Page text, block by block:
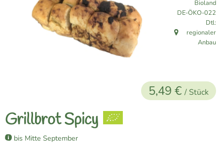
Naturkost
Vegane Küche
Über uns
Grillbrot Spicy
bis Mitte September
5,49 € / Stück
Bioland
, Kontrollstelle:
DE-ÖKO-022
, Herkunft:
Dtl:
regionaler
Anbau